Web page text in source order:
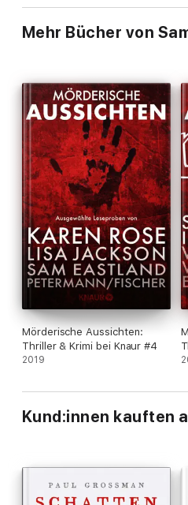
Mehr Bücher von
Mörderische Aussichten:
Thriller & Krimi bei Knaur #4
2019
Kund:innen kauften